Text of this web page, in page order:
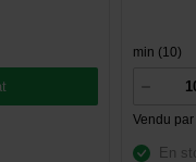
min (10)
Vendu par
En